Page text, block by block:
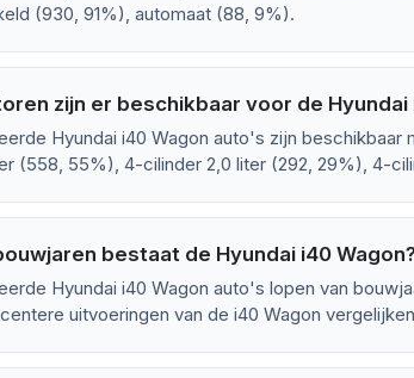
(930, 91%), automaat (88, 9%).
zijn er beschikbaar voor de Hyundai
Hyundai i40 Wagon auto's zijn
(558, 55%), 4-cilinder 2,0 liter (292, 29%), 4-
bestaat de Hyundai i40
Hyundai i40 Wagon auto's lopen van
uitvoeringen van de i40 Wagon